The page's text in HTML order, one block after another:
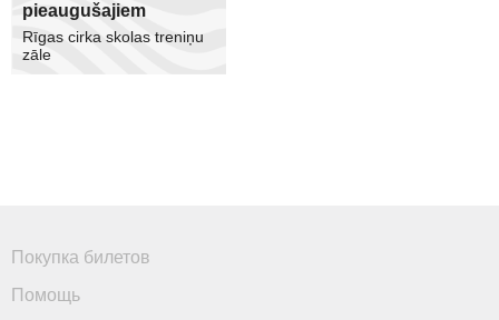
pieaugušajiem
Rīgas cirka skolas treniņu
zāle
Покупка билетов
Помощь